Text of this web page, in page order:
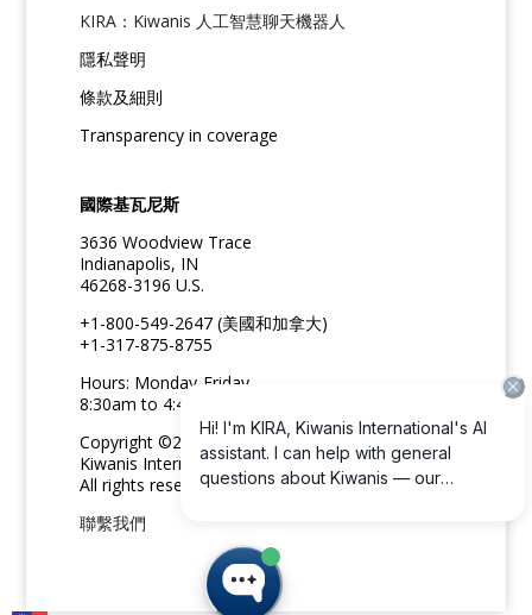
KIRA：Kiwanis 人工智慧聊天機器人
隱私聲明
條款及細則
Transparency in coverage
國際基瓦尼斯
3636 Woodview Trace
Indianapolis, IN
46268-3196 U.S.
+1-800-549-2647 (美國和加拿大)
+1-317-875-8755
Hours: Monday-Friday
8:30am to 4:45pm ET
Copyright ©2026
Kiwanis International
All rights reserved
聯繫我們